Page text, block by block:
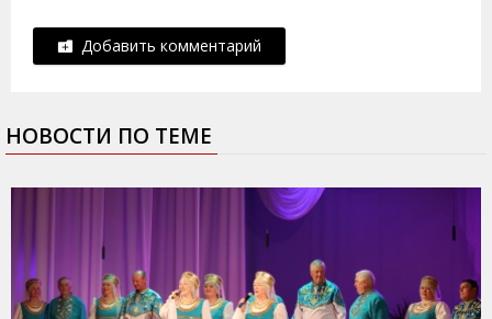
Добавить комментарий
НОВОСТИ ПО ТЕМЕ